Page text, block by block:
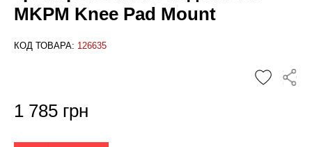
MKPM Knee Pad Mount
КОД ТОВАРА: 126635
1 785 грн